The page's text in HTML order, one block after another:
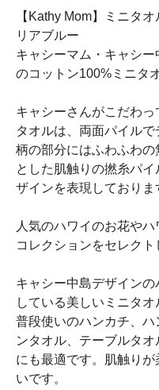
【Kathy Mom】ミニタ
リアブルー
キャシーマム・キャシ
のコットン100%ミニタオ
キャシーさんがこだわ
タオルは、両面パイルで
柄の部分にはふわふわ
とした肌触りの撚糸パ
ザインを表現しておりま
人気のハワイのお花や
コレクションをセレクト
キャシー中島デザイン
している美しいミニタオ
普段使いのハンカチ、
ンタオル、テーブルタ
にも最適です。肌触り
いです。